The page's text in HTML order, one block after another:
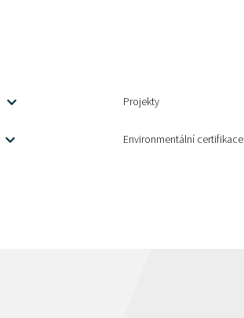
Projekty
Environmentální certifikace